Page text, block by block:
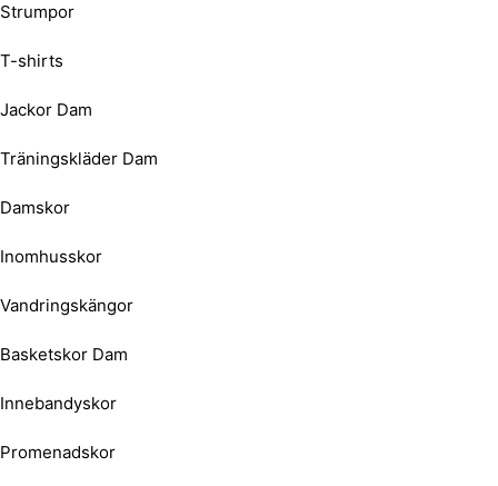
Strumpor
T-shirts
Jackor Dam
Träningskläder Dam
Damskor
Inomhusskor
Vandringskängor
Basketskor Dam
Innebandyskor
Promenadskor